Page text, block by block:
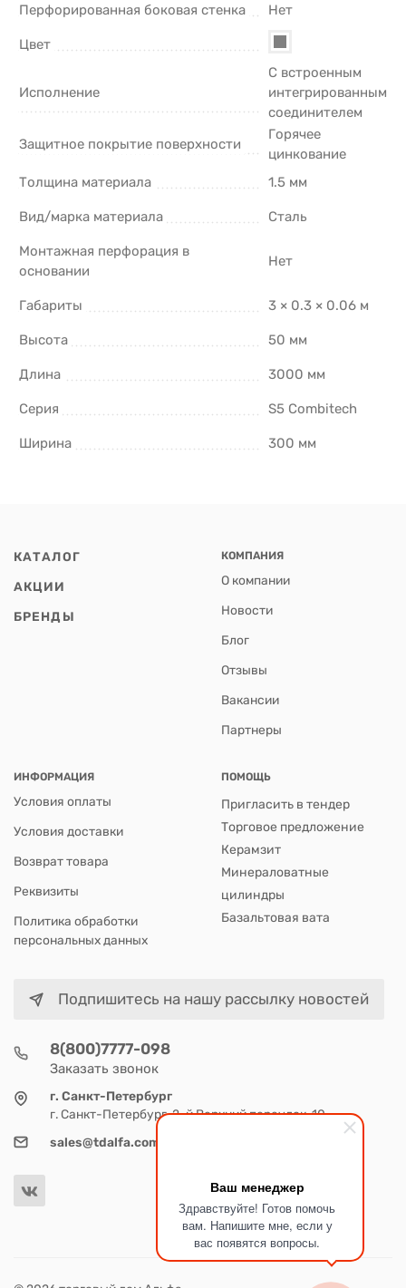
Ваш менеджер
Здравствуйте! Готов помочь
вам. Напишите мне, если у
вас появятся вопросы.
Перфорированная боковая стенка Нет
Цвет
Исполнение
С встроенным
интегрированным
соединителем
Защитное покрытие поверхности
Горячее
цинкование
Толщина материала
1.5 мм
Вид/марка материала Сталь
Монтажная перфорация в
основании
Нет
Габариты 3 × 0.3 × 0.06 м
Высота 50 мм
Длина 3000 мм
Серия S5 Combitech
Ширина 300 мм
КАТАЛОГ
АКЦИИ
БРЕНДЫ
КОМПАНИЯ
О компании
Новости
Блог
Отзывы
Вакансии
Партнеры
ИНФОРМАЦИЯ
Условия оплаты
Условия доставки
Возврат товара
Реквизиты
Политика обработки
персональных данных
ПОМОЩЬ
Пригласить в тендер
Торговое предложение
Керамзит
Минераловатные
цилиндры
Базальтовая вата
Подпишитесь на нашу рассылку новостей
8(800)7777-098
Заказать звонок
г. Санкт-Петербург
г. Санкт-Петербург, 2-й Верхний переулок, 10
sales@tdalfa.com